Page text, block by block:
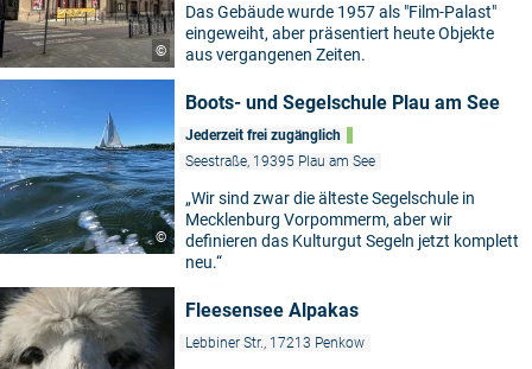
©
Das Gebäude wurde 1957 als "Film-Palast"
eingeweiht, aber präsentiert heute Objekte
aus vergangenen Zeiten.
©
Boots- und Segelschule Plau am See
Jederzeit frei zugänglich
Seestraße, 19395 Plau am See
„Wir sind zwar die älteste Segelschule in
Mecklenburg Vorpommerm, aber wir
definieren das Kulturgut Segeln jetzt komplett
neu.“
Fleesensee Alpakas
Lebbiner Str., 17213 Penkow